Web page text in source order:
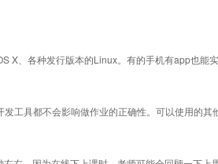
X、各种发行版本的Linux。有的手机有app也能
工具都不会影响做作业的正确性。可以使用的其